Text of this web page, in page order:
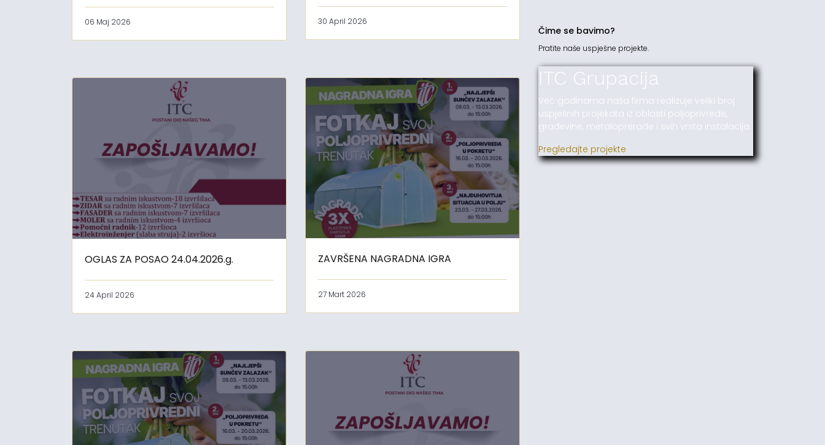
06 Maj 2026 30 April 2026
OGLAS ZA POSAO 24.04.2026.g.
24 April 2026
ZAVRŠENA NAGRADNA IGRA
27 Mart 2026
Čime se bavimo?
Pratite naše uspješne projekte.
ITC Grupacija
Već godinama naša firma realizuje veliki broj
uspješnih projekata iz oblasti poljoprivrede,
građevine, metaloprerade i svih vrsta instalacija.
Pregledajte projekte